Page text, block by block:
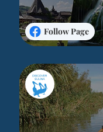
Follow Page